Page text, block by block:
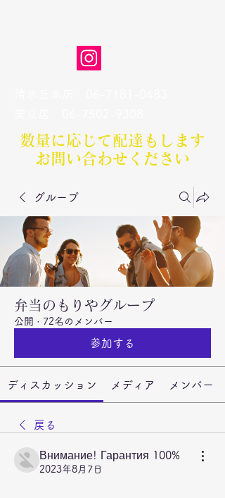
数量に応じて配達もします​
お問い合わせください
グループ
弁当のもりやグループ
公開 · 72名のメンバー
参加する
ディスカッション メディア メンバー
戻る
Внимание! Гарантия 100%
2023年8月7日